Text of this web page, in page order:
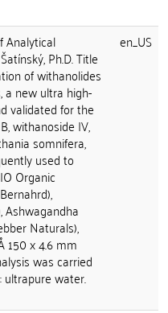
Analytical
Ph.D. Title
of withanolides
new ultra high-
validated for the
withanoside IV,
somnifera,
used to
Organic
Ashwagandha
Naturals),
150 x 4.6 mm
was carried
water.
en_US